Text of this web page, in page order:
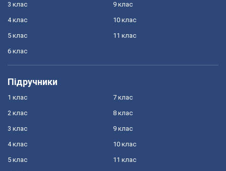
3 клас
4 клас
5 клас
6 клас
9 клас
10 клас
11 клас
Підручники
1 клас
2 клас
3 клас
4 клас
5 клас
7 клас
8 клас
9 клас
10 клас
11 клас